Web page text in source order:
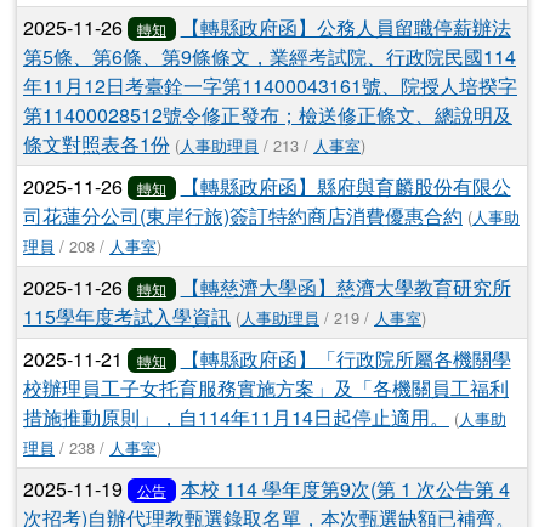
2025-11-26 轉知
【轉縣政府函】公務人員留職停薪辦法
第5條、第6條、第9條條文，業經考試院、行政院民國114
年11月12日考臺銓一字第11400043161號、院授人培揆字
第11400028512號令修正發布；檢送修正條文、總說明及
條文對照表各1份 (人事助理員 / 213 / 人事室)
2025-11-26 轉知
【轉縣政府函】縣府與育麟股份有限公
司花蓮分公司(東岸行旅)簽訂特約商店消費優惠合約 (人事助
理員 / 208 / 人事室)
2025-11-26 轉知
【轉慈濟大學函】慈濟大學教育研究所
115學年度考試入學資訊 (人事助理員 / 219 / 人事室)
2025-11-21 轉知
【轉縣政府函】「行政院所屬各機關學
校辦理員工子女托育服務實施方案」及「各機關員工福利
措施推動原則」，自114年11月14日起停止適用。
(人事助
理員 / 238 / 人事室)
2025-11-19 公告
本校 114 學年度第9次(第 1 次公告第 4
次招考)自辦代理教甄選錄取名單，本次甄選缺額已補齊。